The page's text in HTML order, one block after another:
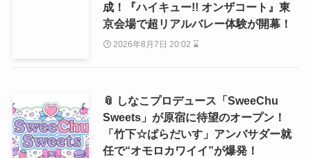
成！『ハイキュー!! オンザコート』東
京会場で超リアルバレー体験が開幕！
2026年8月7日 20:02 ⌛
📎 しなこプロデュース「SweeChu
Sweets」が原宿に待望のオープン！
「竹下☆ぱらだいす」アンバサダー就
任で“オモロカワイイ”が爆発！